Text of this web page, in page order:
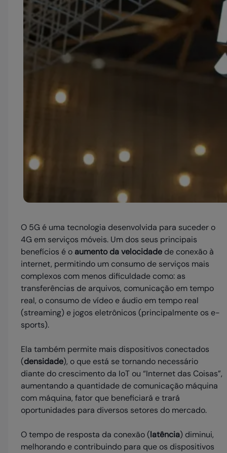
O 5G é uma tecnologia desenvolvida para suceder o
4G em serviços móveis. Um dos seus principais
benefícios é o aumento da velocidade de conexão à
internet, permitindo um consumo de serviços mais
complexos com menos dificuldade como: as
transferências de arquivos, comunicação em tempo
real, o consumo de vídeo e áudio em tempo real
(streaming) e jogos eletrônicos (principalmente os e-
sports).
Ela também permite mais dispositivos conectados
(densidade), o que está se tornando necessário
diante do crescimento da IoT ou “Internet das Coisas”,
aumentando a quantidade de comunicação máquina
com máquina, fator que beneficiará e trará
oportunidades para diversos setores do mercado.
O tempo de resposta da conexão (latência) diminui,
melhorando e contribuindo para que os dispositivos